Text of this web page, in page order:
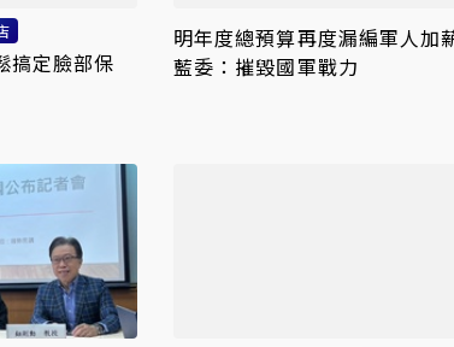
搞定臉部保
明年度總預算再度漏編軍人加
藍委：摧毀國軍戰力